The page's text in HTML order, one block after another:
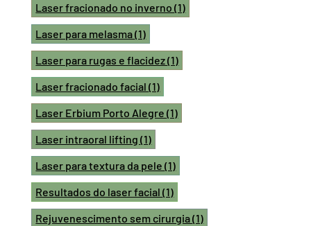
Laser fracionado no inverno(1)
Laser para melasma(1)
Laser para rugas e flacidez(1)
Laser fracionado facial(1)
Laser Erbium Porto Alegre(1)
Laser intraoral lifting(1)
Laser para textura da pele(1)
Resultados do laser facial(1)
Rejuvenescimento sem cirurgia(1)